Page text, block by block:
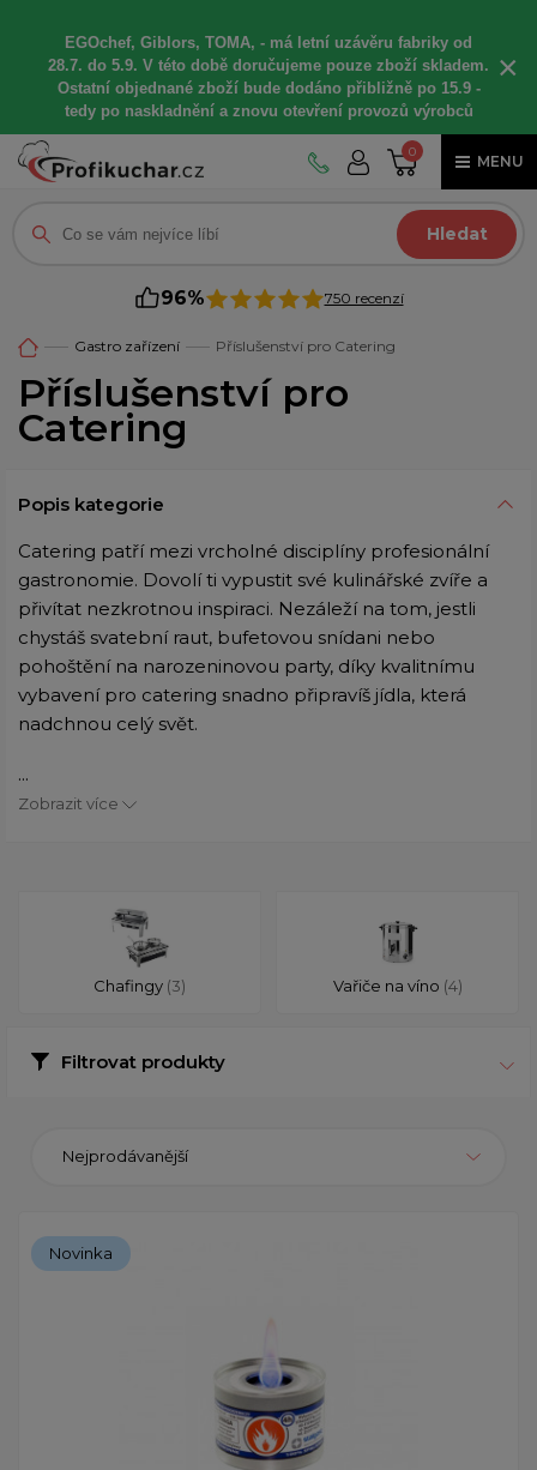
EGOchef, Giblors, TOMA, - má letní uzávěru fabriky od
28.7. do 5.9. V této době doručujeme pouze zboží skladem.
Ostatní objednané zboží bude dodáno přibližně po 15.9 -
tedy po naskladnění a znovu otevření provozů výrobců
×
0
MENU
Hledat
96% 750 recenzí
Gastro zařízení Příslušenství pro Catering
Příslušenství pro
Catering
Popis kategorie
Catering patří mezi vrcholné disciplíny profesionální
gastronomie. Dovolí ti vypustit své kulinářské zvíře a
přivítat nezkrotnou inspiraci. Nezáleží na tom, jestli
chystáš svatební raut, bufetovou snídani nebo
pohoštění na narozeninovou party, díky kvalitnímu
vybavení pro catering snadno připravíš jídla, která
nadchnou celý svět.
...
Zobrazit více
Chafingy (3) Vařiče na víno (4)
Filtrovat produkty
Nejprodávanější
Novinka